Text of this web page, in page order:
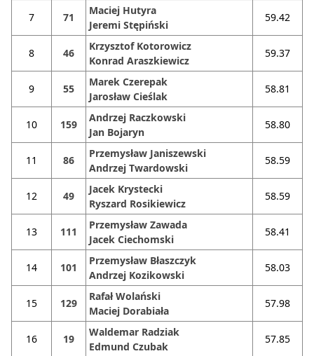
7 71
Maciej Hutyra
Jeremi Stępiński
59.42
8 46
Krzysztof Kotorowicz
Konrad Araszkiewicz
59.37
9 55
Marek Czerepak
Jarosław Cieślak
58.81
10 159
Andrzej Raczkowski
Jan Bojaryn
58.80
11 86
Przemysław Janiszewski
Andrzej Twardowski
58.59
12 49
Jacek Krystecki
Ryszard Rosikiewicz
58.59
13 111
Przemysław Zawada
Jacek Ciechomski
58.41
14 101
Przemysław Błaszczyk
Andrzej Kozikowski
58.03
15 129
Rafał Wolański
Maciej Dorabiała
57.98
16 19
Waldemar Radziak
Edmund Czubak
57.85